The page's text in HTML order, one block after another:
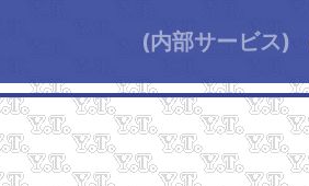
(内部サービス)